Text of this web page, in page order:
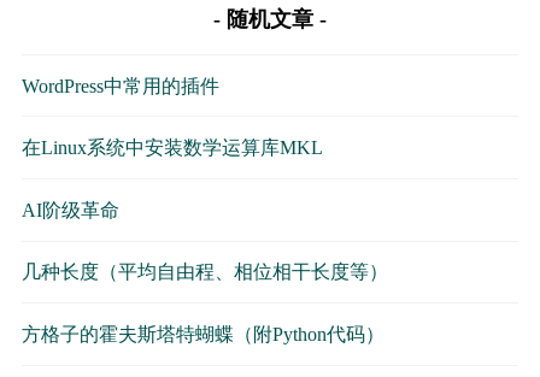
随机文章
WordPress中常用的插件
在Linux系统中安装数学运算库MKL
AI阶级革命
几种长度（平均自由程、相位相干长度等）
方格子的霍夫斯塔特蝴蝶（附Python代码）